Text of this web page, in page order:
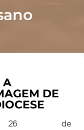
A
DE
26 de